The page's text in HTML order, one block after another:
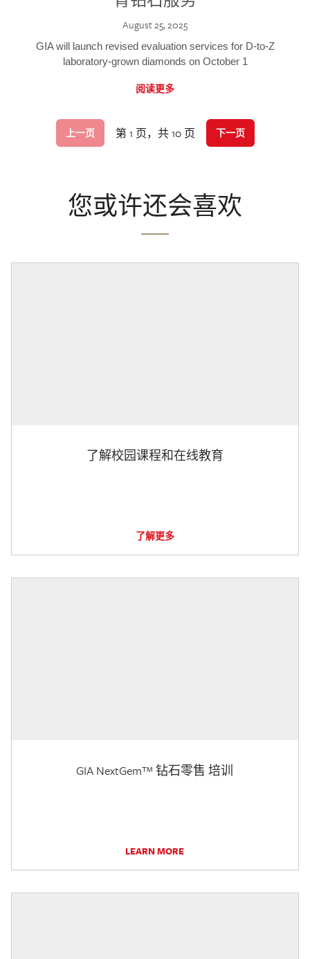
August 25, 2025
GIA will launch revised evaluation services for D-to-Z
laboratory-grown diamonds on October 1
阅读更多
上一页 第 1 页，共 10 页 下一页
您或许还会喜欢
了解校园课程和在线教育
了解更多
GIA NextGem™ 钻石零售 培训
LEARN MORE